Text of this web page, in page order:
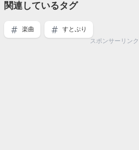
関連しているタグ
楽曲
すとぷり
スポンサーリンク